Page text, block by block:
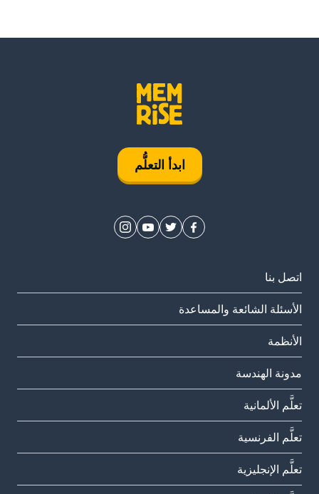
ابدأ التعلُّم
اتصل بنا
الأسئلة الشائعة والمساعدة
الأنظمة
مدونة الهندسة
تعلَّم الألمانية
تعلَّم الفرنسية
تعلَّم الإنجليزية